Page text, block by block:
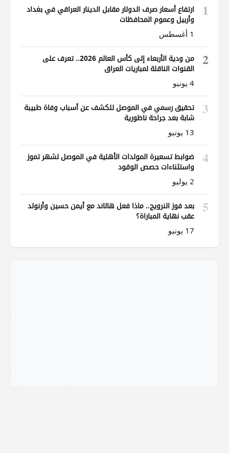
1
ارتفاع أسعار صرف الدولار مقابل الدينار العراقي في بغداد
وأربيل وعموم المحافظات
1 أغسطس
2
من ودية الأربعاء إلى كأس العالم 2026.. تعرف على
القنوات الناقلة لمباريات العراق
4 يونيو
3
تحقيق رسمي في الموصل للكشف عن أسباب وفاة طبيبة
شابة بعد جراحة ناظورية
13 يونيو
4
ضوابط تسعيرة المولدات الأهلية في الموصل لشهر تموز
واستثناءات حصص الوقود
2 يوليو
5
بعد فوز النرويج.. ماذا فعل هالاند مع أيمن حسين وأرنولد
عقب نهاية المباراة؟
17 يونيو